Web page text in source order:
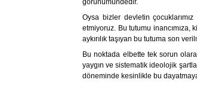
Oysa bizler devletin
etmiyoruz. Bu tutumu inancımıza,
aykırılık taşıyan bu tutuma son
Bu noktada elbette tek sorun
yaygın ve sistematik ideolojik
döneminde kesinlikle bu